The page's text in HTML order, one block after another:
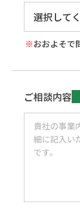
おおよそで
ご相談内容